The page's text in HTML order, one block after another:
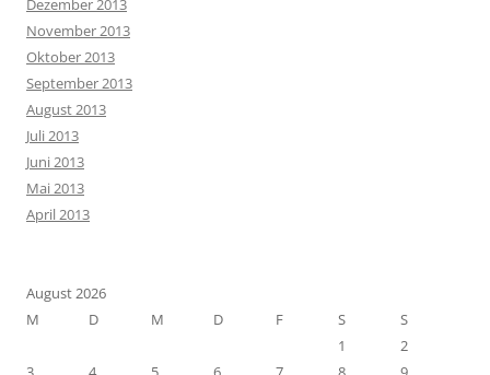
Dezember 2013
November 2013
Oktober 2013
September 2013
August 2013
Juli 2013
Juni 2013
Mai 2013
April 2013
August 2026
M
D M D F S
S
1
2